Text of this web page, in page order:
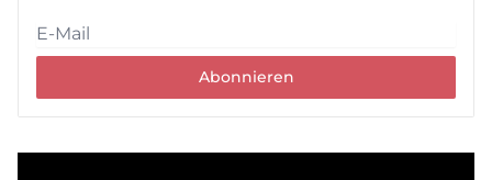
Abonnieren